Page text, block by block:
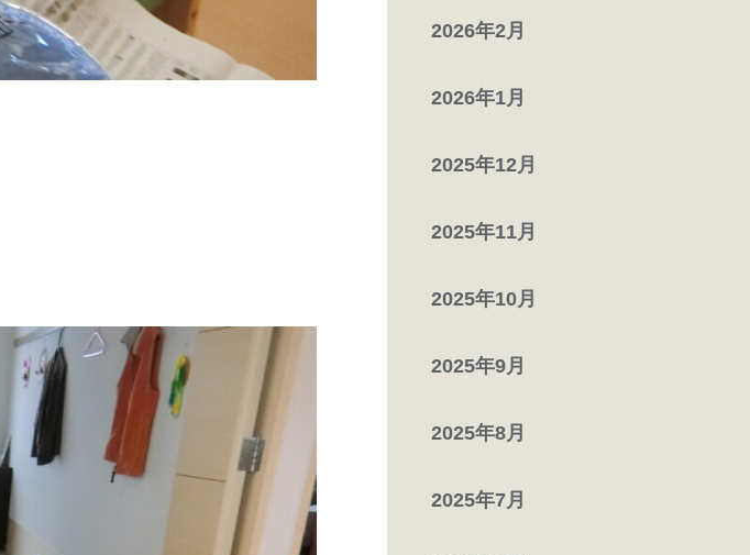
2026年2月
2026年1月
2025年12月
2025年11月
2025年10月
2025年9月
2025年8月
2025年7月